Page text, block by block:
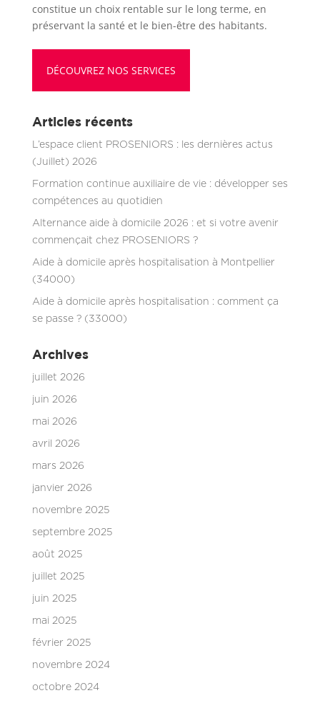
constitue un choix rentable sur le long terme, en
préservant la santé et le bien-être des habitants.
DÉCOUVREZ NOS SERVICES
Articles récents
L’espace client PROSENIORS : les dernières actus
(Juillet) 2026
Formation continue auxiliaire de vie : développer ses
compétences au quotidien
Alternance aide à domicile 2026 : et si votre avenir
commençait chez PROSENIORS ?
Aide à domicile après hospitalisation à Montpellier
(34000)
Aide à domicile après hospitalisation : comment ça
se passe ? (33000)
Archives
juillet 2026
juin 2026
mai 2026
avril 2026
mars 2026
janvier 2026
novembre 2025
septembre 2025
août 2025
juillet 2025
juin 2025
mai 2025
février 2025
novembre 2024
octobre 2024